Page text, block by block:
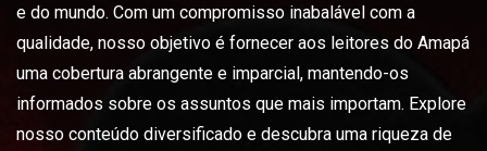
e do mundo. Com um compromisso inabalável com a
qualidade, nosso objetivo é fornecer aos leitores do Amapá
uma cobertura abrangente e imparcial, mantendo-os
informados sobre os assuntos que mais importam. Explore
nosso conteúdo diversificado e descubra uma riqueza de